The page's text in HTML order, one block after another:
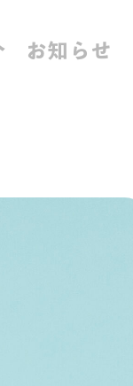
お知らせ